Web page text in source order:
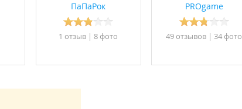
ПаПаРок
1 отзыв | 8 фото
PROgame
49 отзывов | 34 фото